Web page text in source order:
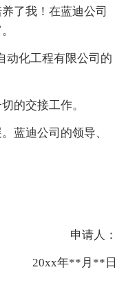
了我！在蓝迪公司
动化工程有限公司的
的交接工作。
蓝迪公司的领导、
申请人：
20xx年**月**日